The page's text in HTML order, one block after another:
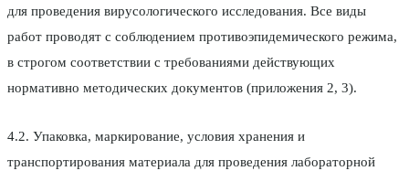
для проведения вирусологического исследования. Все виды
работ проводят с соблюдением противоэпидемического режима,
в строгом соответствии с требованиями действующих
нормативно методических документов (приложения 2, 3).
4.2. Упаковка, маркирование, условия хранения и
транспортирования материала для проведения лабораторной